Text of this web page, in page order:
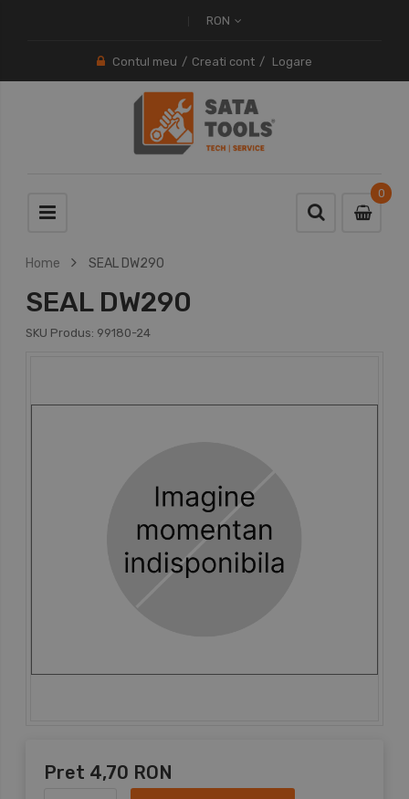
RON
Contul meu Creati cont Logare
0
0
Home SEAL DW290
SEAL DW290
SKU Produs: 99180-24
Pret 4,70 RON